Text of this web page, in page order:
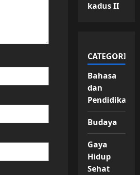
kadus II
CATEGORIES
Bahasa
dan
Pendidikan
Budaya
Gaya
Hidup
Sehat